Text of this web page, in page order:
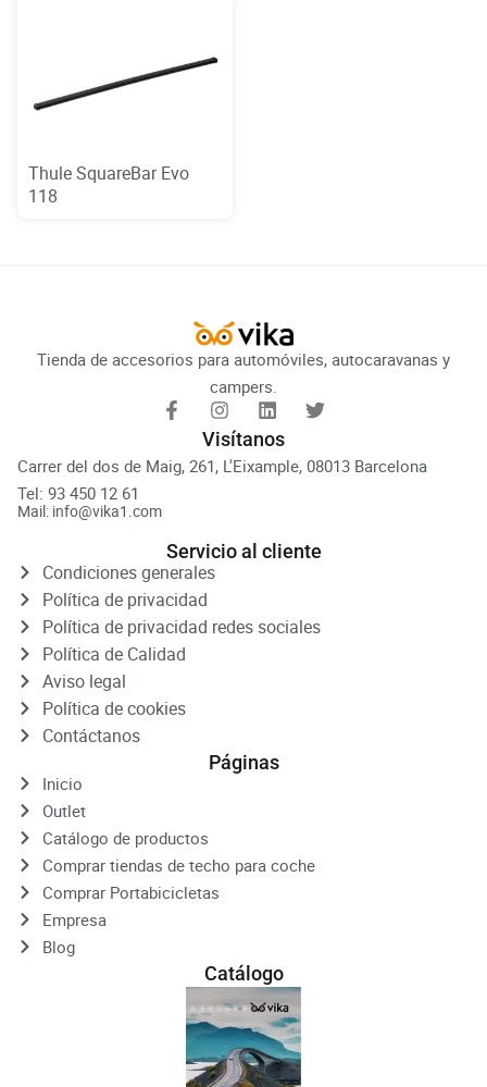
Thule SquareBar Evo
118
Tienda de accesorios para automóviles, autocaravanas y
campers.
Visítanos
Carrer del dos de Maig, 261, L'Eixample, 08013 Barcelona
Tel: 93 450 12 61
Mail: info@vika1.com
Servicio al cliente
Condiciones generales
Política de privacidad
Política de privacidad redes sociales
Política de Calidad
Aviso legal
Política de cookies
Contáctanos
Páginas
Inicio
Outlet
Catálogo de productos
Comprar tiendas de techo para coche
Comprar Portabicicletas
Empresa
Blog
Catálogo